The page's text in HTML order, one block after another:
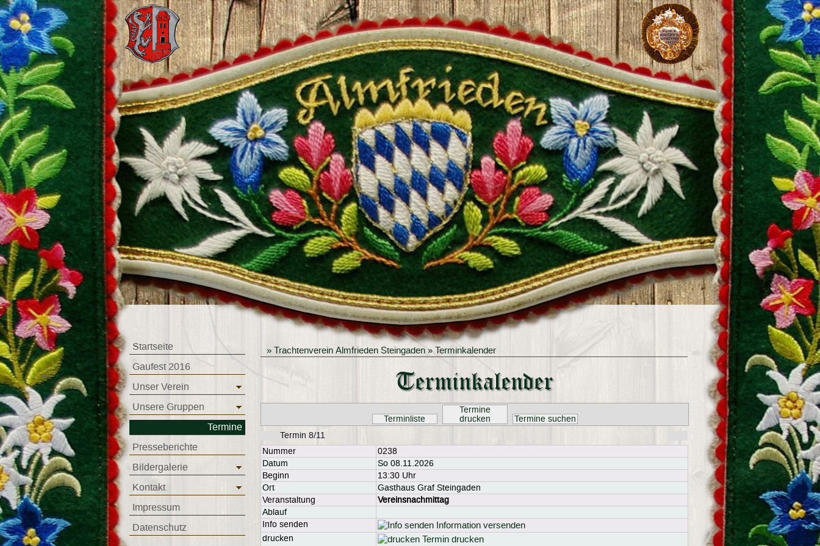
Startseite
Gaufest 2016
Unser Verein
Unsere Gruppen
Termine
Presseberichte
Bildergalerie
Kontakt
Impressum
Datenschutz
» Trachtenverein Almfrieden Steingaden » Terminkalender
Terminkalender
Terminliste
Termine
drucken
Termine suchen
Termin 8/11
Nummer
0238
Datum
So 08.11.2026
Beginn
13:30 Uhr
Ort
Gasthaus Graf Steingaden
Veranstaltung
Vereinsnachmittag
Ablauf
Info senden
Information versenden
drucken Termin drucken